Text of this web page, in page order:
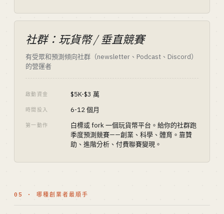
社群：玩貨幣 / 垂直競賽
有受眾和預測傾向社群（newsletter、Podcast、Discord）
的營運者
啟動資金 $5K-$3 萬
時間投入 6-12 個月
第一動作
白標或 fork 一個玩貨幣平台。給你的社群跑
季度預測競賽——創業、科學、體育。靠贊
助、進階分析、付費聯賽變現。
05 · 哪種創業者最順手